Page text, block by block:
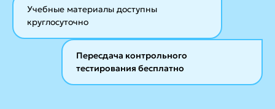
Учебные материалы доступны
круглосуточно
Пересдача контрольного
тестирования бесплатно